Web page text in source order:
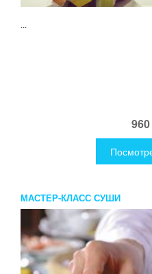
...
МАСТЕР-КЛАСС СУШИ